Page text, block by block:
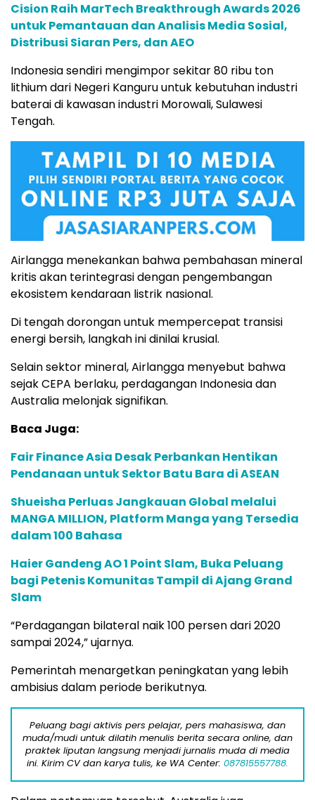
Cision Raih MarTech Breakthrough Awards 2026
untuk Pemantauan dan Analisis Media Sosial,
Distribusi Siaran Pers, dan AEO
Indonesia sendiri mengimpor sekitar 80 ribu ton
lithium dari Negeri Kanguru untuk kebutuhan industri
baterai di kawasan industri Morowali, Sulawesi
Tengah.
Airlangga menekankan bahwa pembahasan mineral
kritis akan terintegrasi dengan pengembangan
ekosistem kendaraan listrik nasional.
Di tengah dorongan untuk mempercepat transisi
energi bersih, langkah ini dinilai krusial.
Selain sektor mineral, Airlangga menyebut bahwa
sejak CEPA berlaku, perdagangan Indonesia dan
Australia melonjak signifikan.
Baca Juga:
Fair Finance Asia Desak Perbankan Hentikan
Pendanaan untuk Sektor Batu Bara di ASEAN
Shueisha Perluas Jangkauan Global melalui
MANGA MILLION, Platform Manga yang Tersedia
dalam 100 Bahasa
Haier Gandeng AO 1 Point Slam, Buka Peluang
bagi Petenis Komunitas Tampil di Ajang Grand
Slam
“Perdagangan bilateral naik 100 persen dari 2020
sampai 2024,” ujarnya.
Pemerintah menargetkan peningkatan yang lebih
ambisius dalam periode berikutnya.
Peluang bagi aktivis pers pelajar, pers mahasiswa, dan
muda/mudi untuk dilatih menulis berita secara online, dan
praktek liputan langsung menjadi jurnalis muda di media
ini. Kirim CV dan karya tulis, ke WA Center: 087815557788.